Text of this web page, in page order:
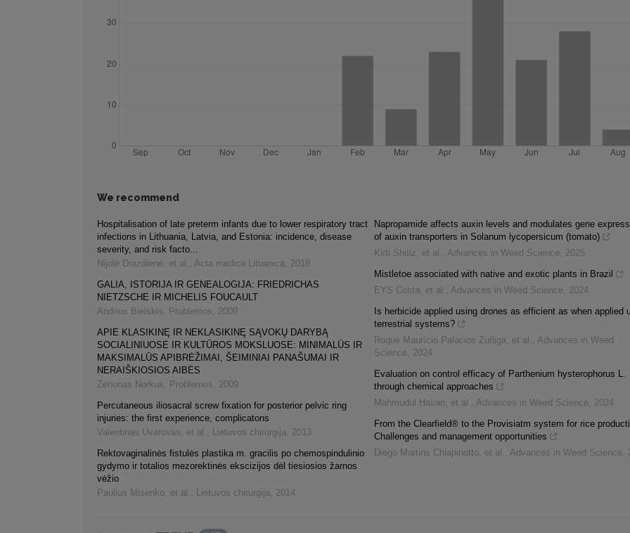
We recommend
Hospitalisation of late preterm infants due to lower respiratory tract
infections in Lithuania, Latvia, and Estonia: incidence, disease
severity, and risk facto...
Nijolė Drazdienė, et al. , Acta medica Lituanica, 2018
GALIA, ISTORIJA IR GENEALOGIJA: FRIEDRICHAS
NIETZSCHE IR MICHELIS FOUCAULT
Andrius Bielskis, Problemos, 2009
APIE KLASIKINĘ IR NEKLASIKINĘ SĄVOKŲ DARYBĄ
SOCIALINIUOSE IR KULTŪROS MOKSLUOSE: MINIMALŪS IR
MAKSIMALŪS APIBRĖŽIMAI, ŠEIMINIAI PANAŠUMAI IR
NERAIŠKIOSIOS AIBĖS
Zenonas Norkus, Problemos, 2009
Percutaneous iliosacral screw fixation for posterior pelvic ring
injuries: the first experience, complicatons
Valentinas Uvarovas, et al. , Lietuvos chirurgija, 2013
Rektovaginalinės fistulės plastika m. gracilis po chemospindulinio
gydymo ir totalios mezorektinės ekscizijos dėl tiesiosios žarnos
vėžio
Paulius Misenko, et al. , Lietuvos chirurgija, 2014
Napropamide affects auxin levels and modulates gene
of auxin transporters in Solanum lycopersicum (tomato)
Kirti Shitiz, et al. , Advances in Weed Science, 2025
Mistletoe associated with native and exotic plants in Brazil
EYS Costa, et al. , Advances in Weed Science, 2024
Is herbicide applied using drones as efficient as when applied
terrestrial systems?
Roque Maurício Palacios Zuñiga, et al. , Advances in Weed
Science, 2024
Evaluation on control efficacy of Parthenium hysterophorus L.
through chemical approaches
Mahmudul Hasan, et al. , Advances in Weed Science, 2024
From the Clearfield® to the Provisiatm system for rice
Challenges and management opportunities
Diego Martins Chiapinotto, et al. , Advances in Weed Science,